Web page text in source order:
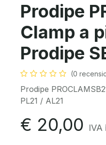
Prodipe
Clamp a
Prodipe
(0
Prodipe
PL21 / AL21
€ 20,00 IVA